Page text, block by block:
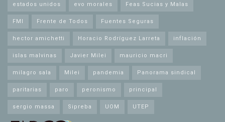
estados unidos evo morales Feas Sucias y Malas
FMI Frente de Todos Fuentes Seguras
hector amichetti Horacio Rodríguez Larreta inflación
islas malvinas Javier Milei mauricio macri
milagro sala Milei pandemia Panorama sindical
paritarias paro peronismo principal
sergio massa Sipreba UOM UTEP